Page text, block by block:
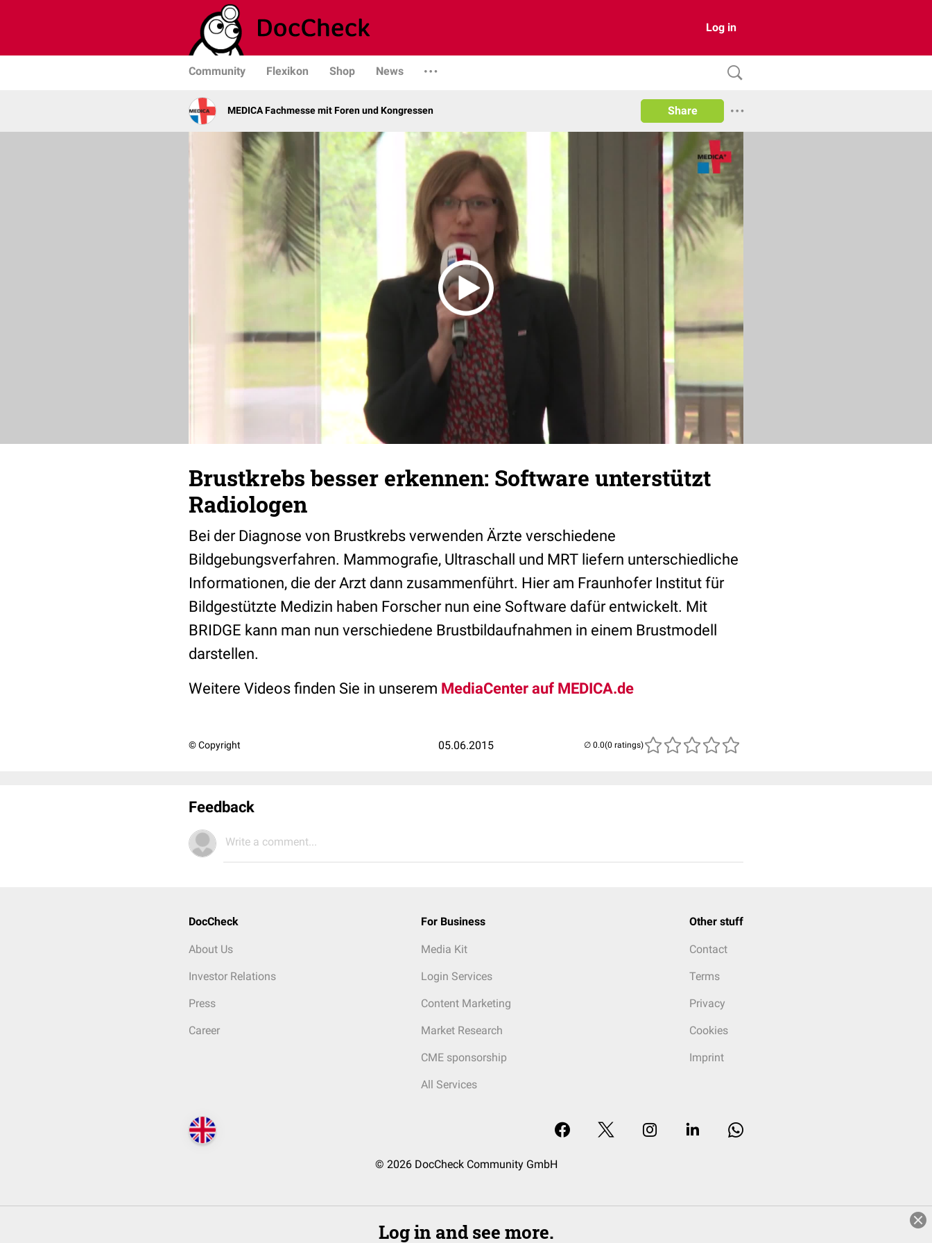
Log in
Community Flexikon Shop News
MEDICA Fachmesse mit Foren und Kongressen Share
Brustkrebs besser erkennen: Software unterstützt
Radiologen
Bei der Diagnose von Brustkrebs verwenden Ärzte verschiedene
Bildgebungsverfahren. Mammografie, Ultraschall und MRT liefern unterschiedliche
Informationen, die der Arzt dann zusammenführt. Hier am Fraunhofer Institut für
Bildgestützte Medizin haben Forscher nun eine Software dafür entwickelt. Mit
BRIDGE kann man nun verschiedene Brustbildaufnahmen in einem Brustmodell
darstellen.
Weitere Videos finden Sie in unserem MediaCenter auf MEDICA.de
© Copyright 05.06.2015 (0 ratings)
Feedback
Write a comment...
DocCheck
About Us
Investor Relations
Press
Career
For Business
Media Kit
Login Services
Content Marketing
Market Research
CME sponsorship
All Services
Other stuff
Contact
Terms
Privacy
Cookies
Imprint
© 2026 DocCheck Community GmbH
Log in and see more.